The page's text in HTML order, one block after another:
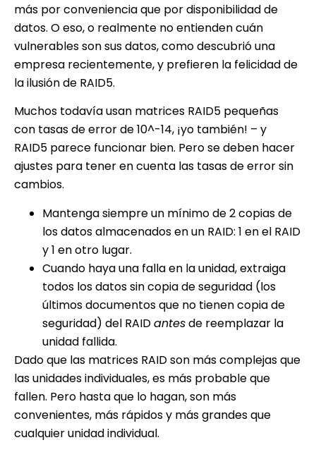
más por conveniencia que por disponibilidad de
datos. O eso, o realmente no entienden cuán
vulnerables son sus datos, como descubrió una
empresa recientemente, y prefieren la felicidad de
la ilusión de RAID5.
Muchos todavía usan matrices RAID5 pequeñas
con tasas de error de 10^-14, ¡yo también! – y
RAID5 parece funcionar bien. Pero se deben hacer
ajustes para tener en cuenta las tasas de error sin
cambios.
Mantenga siempre un mínimo de 2 copias de
los datos almacenados en un RAID: 1 en el RAID
y 1 en otro lugar.
Cuando haya una falla en la unidad, extraiga
todos los datos sin copia de seguridad (los
últimos documentos que no tienen copia de
seguridad) del RAIDantesde reemplazar la
unidad fallida.
Dado que las matrices RAID son más complejas que
las unidades individuales, es más probable que
fallen. Pero hasta que lo hagan, son más
convenientes, más rápidos y más grandes que
cualquier unidad individual.